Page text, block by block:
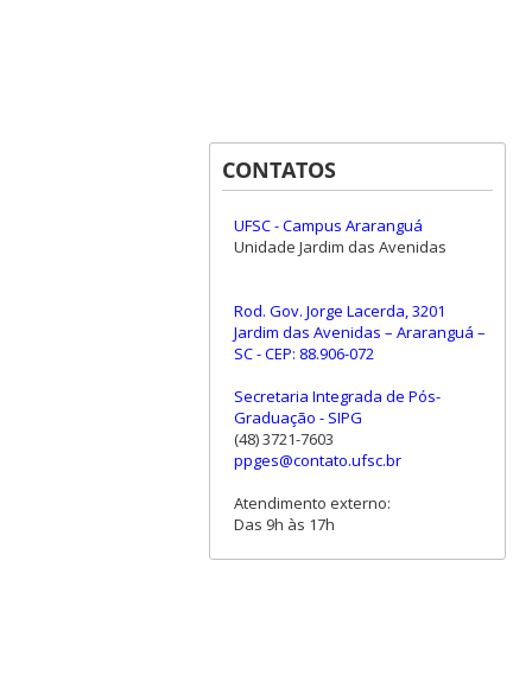
CONTATOS
UFSC - Campus Araranguá
Unidade Jardim das Avenidas
Rod. Gov. Jorge Lacerda, 3201
Jardim das Avenidas – Araranguá –
SC - CEP: 88.906-072
Secretaria Integrada de Pós-
Graduação - SIPG
(48) 3721-7603
ppges@contato.ufsc.br
Atendimento externo:
Das 9h às 17h